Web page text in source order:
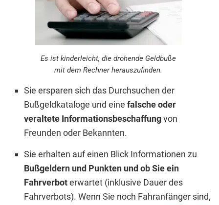
Es ist kinderleicht, die drohende Geldbuße
mit dem Rechner herauszufinden.
Sie ersparen sich das Durchsuchen der
Bußgeldkataloge und eine falsche oder
veraltete Informationsbeschaffungvon
Freunden oder Bekannten.
Sie erhalten auf einen Blick Informationen zu
Bußgeldern und Punkten und ob Sie ein
Fahrverboterwartet (inklusive Dauer des
Fahrverbots). Wenn Sie noch Fahranfänger sind,